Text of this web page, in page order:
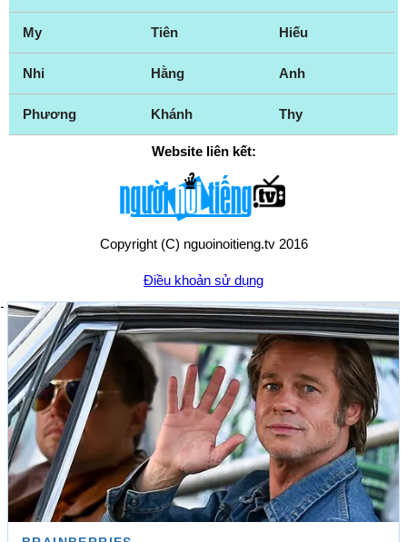
My Tiên Hiếu
Nhi Hằng Anh
Phương Khánh Thy
Website liên kết:
Copyright (C) nguoinoitieng.tv 2016
Điều khoản sử dụng
Chính sách quyền riêng tư
Liên hệ: mail.nguoinoitieng.tv@gmail.com